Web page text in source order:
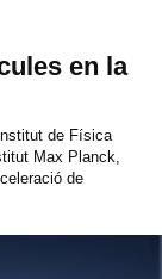
en la
de Física
Max Planck,
de